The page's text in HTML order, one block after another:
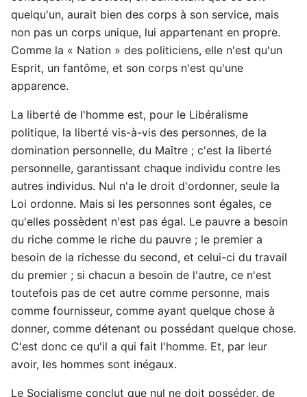
quelqu'un, aurait bien des corps à son service, mais
non pas un corps unique, lui appartenant en propre.
Comme la « Nation » des politiciens, elle n'est qu'un
Esprit, un fantôme, et son corps n'est qu'une
apparence.
La liberté de l'homme est, pour le Libéralisme
politique, la liberté vis-à-vis des personnes, de la
domination personnelle, du Maître ; c'est la liberté
personnelle, garantissant chaque individu contre les
autres individus. Nul n'a le droit d'ordonner, seule la
Loi ordonne. Mais si les personnes sont égales, ce
qu'elles possèdent n'est pas égal. Le pauvre a besoin
du riche comme le riche du pauvre ; le premier a
besoin de la richesse du second, et celui-ci du travail
du premier ; si chacun a besoin de l'autre, ce n'est
toutefois pas de cet autre comme personne, mais
comme fournisseur, comme ayant quelque chose à
donner, comme détenant ou possédant quelque chose.
C'est donc ce qu'il a qui fait l'homme. Et, par leur
avoir, les hommes sont inégaux.
Le Socialisme conclut que nul ne doit posséder, de